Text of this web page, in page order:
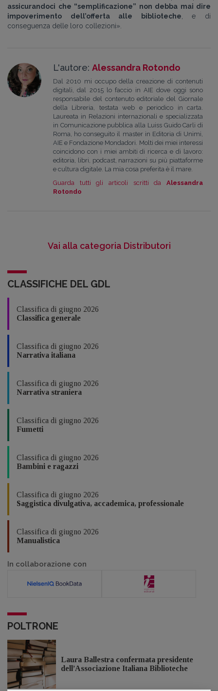
assicurandoci che “semplificazione” non debba mai dire
impoverimento dell’offerta alle biblioteche , e di
conseguenza delle loro collezioni».
L'autore: Alessandra Rotondo
Dal 2010 mi occupo della creazione di contenuti
digitali, dal 2015 lo faccio in AIE dove oggi sono
responsabile del contenuto editoriale del Giornale
della Libreria, testata web e periodico in carta.
Laureata in Relazioni internazionali e specializzata
in Comunicazione pubblica alla Luiss Guido Carli di
Roma, ho conseguito il master in Editoria di Unimi,
AIE e Fondazione Mondadori. Molti dei miei interessi
coincidono con i miei ambiti di ricerca e di lavoro:
editoria, libri, podcast, narrazioni su più piattaforme
e cultura digitale. La mia cosa preferita è il mare.
Guarda tutti gli articoli scritti da Alessandra
Rotondo
Vai alla categoria Distributori
CLASSIFICHE DEL GDL
Classifica di giugno 2026
Classifica generale
Classifica di giugno 2026
Narrativa italiana
Classifica di giugno 2026
Narrativa straniera
Classifica di giugno 2026
Fumetti
Classifica di giugno 2026
Bambini e ragazzi
Classifica di giugno 2026
Saggistica divulgativa, accademica, professionale
Classifica di giugno 2026
Manualistica
In collaborazione con
POLTRONE
Laura Ballestra confermata presidente
dell’Associazione Italiana Biblioteche